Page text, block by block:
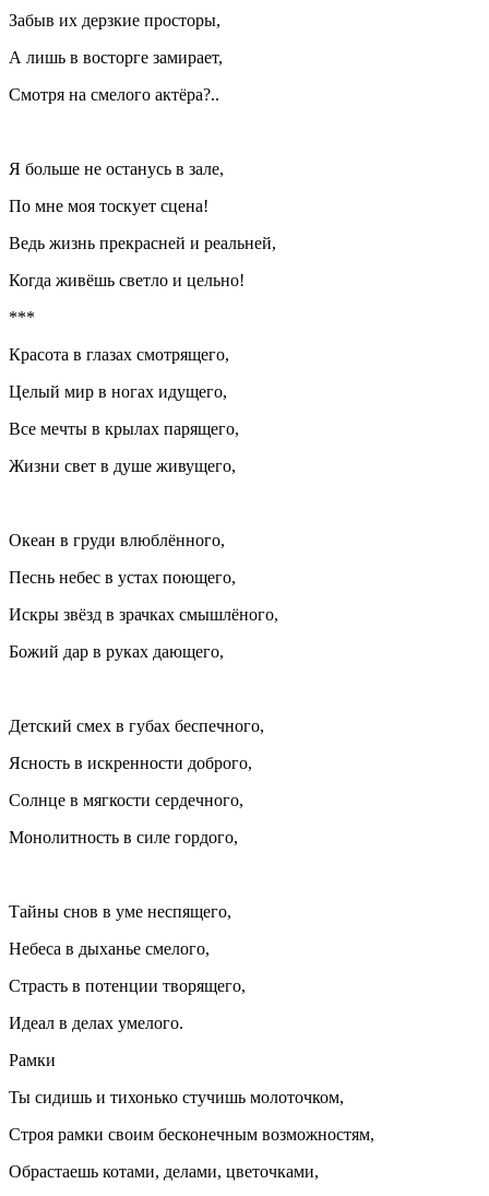
Забыв их дерзкие просторы,
А лишь в восторге замирает,
Смотря на смелого актёра?..
Я больше не останусь в зале,
По мне моя тоскует сцена!
Ведь жизнь прекрасней и реальней,
Когда живёшь светло и цельно!
***
Красота в глазах смотрящего,
Целый мир в ногах идущего,
Все мечты в крылах парящего,
Жизни свет в душе живущего,
Океан в груди влюблённого,
Песнь небес в устах поющего,
Искры звёзд в зрачках смышлёного,
Божий дар в руках дающего,
Детский смех в губах беспечного,
Ясность в искренности доброго,
Солнце в мягкости сердечного,
Монолитность в силе гордого,
Тайны снов в уме неспящего,
Небеса в дыханье смелого,
Страсть в потенции творящего,
Идеал в делах умелого.
Рамки
Ты сидишь и тихонько стучишь молоточком,
Строя рамки своим бесконечным возможностям,
Обрастаешь котами, делами, цветочками,